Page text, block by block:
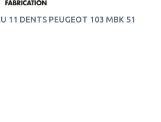
11 DENTS PEUGEOT 103 MBK 51